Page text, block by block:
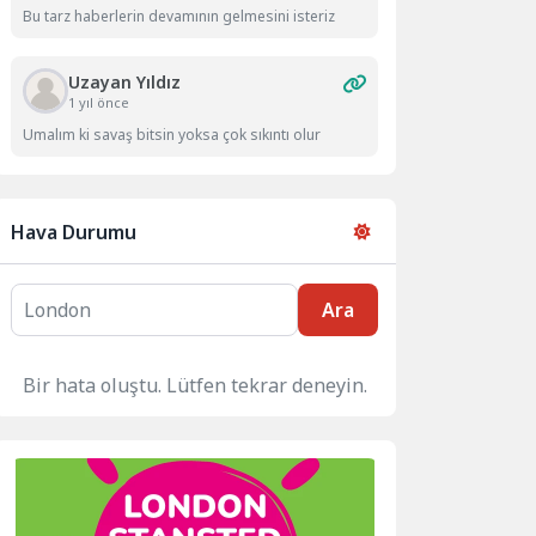
Bu tarz haberlerin devamının gelmesini isteriz
Uzayan Yıldız
1 yıl önce
Umalım ki savaş bitsin yoksa çok sıkıntı olur
Hava Durumu
Ara
Bir hata oluştu. Lütfen tekrar deneyin.